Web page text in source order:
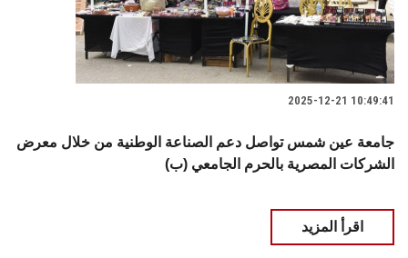
2025-12-21 10:49:41
جامعة عين شمس تواصل دعم الصناعة الوطنية من خلال معرض
الشركات المصرية بالحرم الجامعي (ب)
اقرأ المزيد